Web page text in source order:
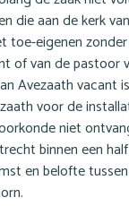
die aan de kerk
toe-eigenen
of van de pastoor
Avezaath vacant
voor de
niet
binnen een
en belofte